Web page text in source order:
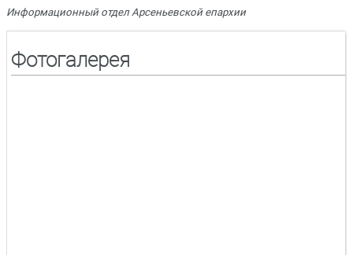
Информационный отдел Арсеньевской епархии
Фотогалерея